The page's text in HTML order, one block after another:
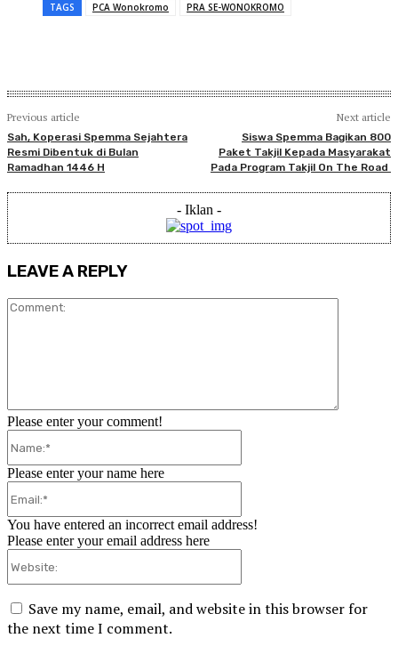
TAGS PCA Wonokromo PRA SE-WONOKROMO
Previous article
Sah, Koperasi Spemma Sejahtera
Resmi Dibentuk di Bulan
Ramadhan 1446 H
Next article
Siswa Spemma Bagikan 800
Paket Takjil Kepada Masyarakat
Pada Program Takjil On The Road
- Iklan -
LEAVE A REPLY
Please enter your comment!
Please enter your name here
You have entered an incorrect email address!
Please enter your email address here
Save my name, email, and website in this browser for
the next time I comment.